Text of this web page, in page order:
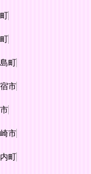
町
市
市
町